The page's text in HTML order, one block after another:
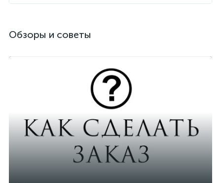
Обзоры и советы